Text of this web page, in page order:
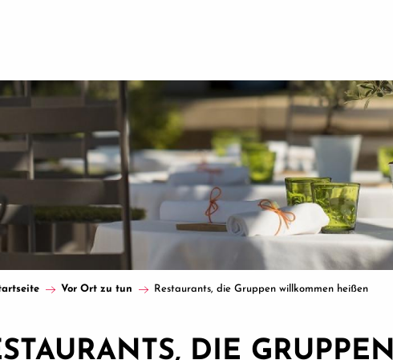
Vor Ort zu tun Restaurants, die Gruppen willkommen heißen
DIE GRUPPEN